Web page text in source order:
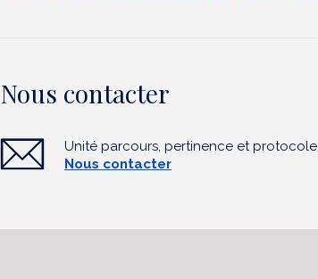
Nous contacter
Unité parcours, pertinence et protocole
Nous contacter